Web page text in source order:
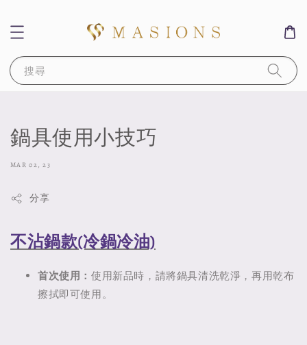
搜尋
鍋具使用小技巧
MAR 02, 23
分享
不沾鍋款(冷鍋冷油)
首次使用： 使用新品時，請將鍋具清洗乾淨，再用乾布
擦拭即可使用。